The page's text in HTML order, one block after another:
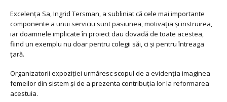
Excelența Sa, Ingrid Tersman, a subliniat că cele mai importante
componente a unui serviciu sunt pasiunea, motivația și instruirea,
iar doamnele implicate în proiect dau dovadă de toate acestea,
fiind un exemplu nu doar pentru colegii săi, ci și pentru întreaga
țară.
Organizatorii expoziţiei urmăresc scopul de a evidenţia imaginea
femeilor din sistem şi de a prezenta contribuţia lor la reformarea
acestuia.